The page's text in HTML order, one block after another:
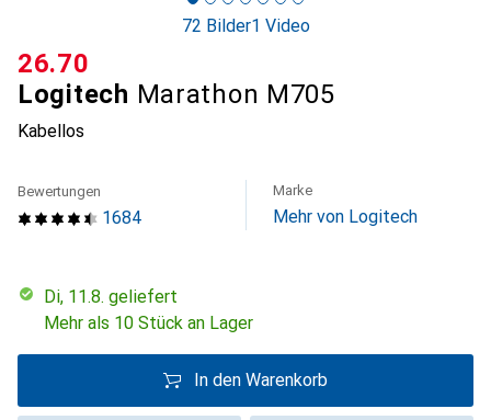
72 Bilder1 Video
Logitech Marathon M705
Kabellos
CHF
26.70
1684
Bewertungen Marke
Mehr von Logitech
Di, 11.8. geliefert
Mehr als 10 Stück an Lager
In den Warenkorb